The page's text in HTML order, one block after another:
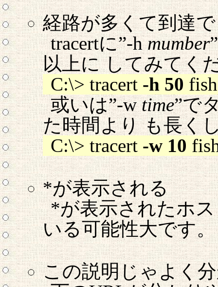
経路が多くて到達
tracertに”-hmumber
以上に してみてく
C:\> tracert -h 50
或いは”-wtime”で
た時間より も長く
C:\> tracert -w 10
*が表示される
*が表示されたホ
いる可能性大です。
この説明じゃよく